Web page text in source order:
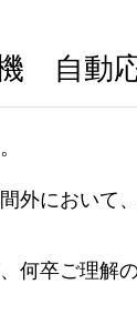
自動
外において
何卒ご理解